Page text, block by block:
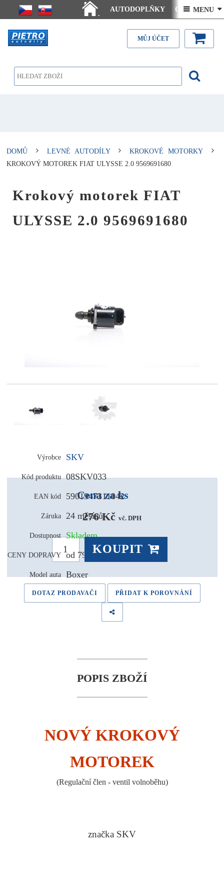
.
AUTODOPLŇKY Ceny doručení
Články - návody Kontakt
 MENU 
MŮJ ÚČET
DOMŮ LEVNÉ AUTODÍLY
KROKOVÉ MOTORKY
KROKOVÝ MOTOREK FIAT ULYSSE 2.0 9569691680
Krokový motorek FIAT
ULYSSE 2.0 9569691680
Výrobce SKV
Kód produktu 08SKV033
EAN kód 5901947311042
Záruka 24 měsíců
Dostupnost Skladem
CENY DOPRAVY od 79,- Kč
Model auta Boxer
Cena za ks
276 Kč vč. DPH
KOUPIT
DOTAZ PRODAVAČI PŘIDAT K POROVNÁNÍ
POPIS ZBOŽÍ
NOVÝ KROKOVÝ
MOTOREK
(Regulační člen - ventil volnoběhu)
značka SKV